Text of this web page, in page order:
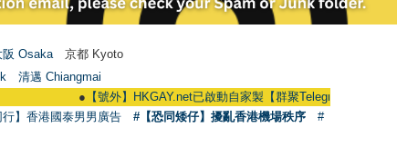
阪 Osaka 京都 Kyoto
清邁 Chiangmai
【號外】HKGAY.net已啟動自家製【群聚Telegram群組】
】香港國泰男男廣告 #【恐同矮仔】擾亂香港機場秩序
#